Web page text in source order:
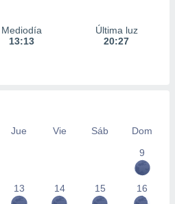
Mediodía
13:13
Última luz
20:27
Jue Vie Sáb
Dom
9
13 14 15 16